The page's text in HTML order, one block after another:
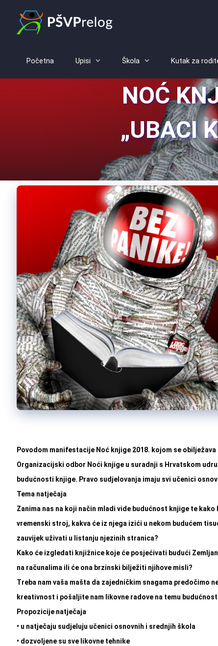
Početna Upisi Škola Kutak za
NOĆ
„UBACI
Povodom manifestacije Noć knjige 2018. kojom se
Organizacijski odbor Noći knjige u suradnji s Hrvatskom
budućnosti knjige. Pravo sudjelovanja imaju svi učenici
Tema natječaja
Zanima nas na koji način mladi vide budućnost knjige te
vremenski stroj, kakva će iz njega izići u nekom budućem
zauvijek uživati u listanju njezinih stranica?
Kako će izgledati knjižnice koje će posjećivati budući
na računalima ili će ona brzinski bilježiti njihove misli?
Treba nam vaša mašta da zajedničkim snagama predočimo
kreativnost i pošaljite nam likovne radove na temu
Propozicije natječaja
• u natječaju sudjeluju učenici osnovnih i srednjih škola
• dozvoljene su sve likovne tehnike